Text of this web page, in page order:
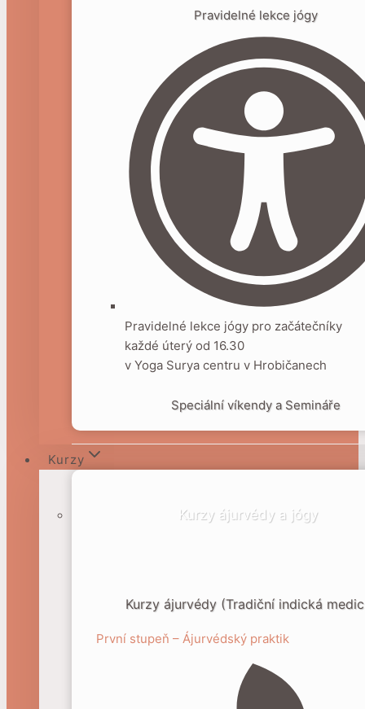
Pravidelné lekce jógy
Pravidelné lekce jógy pro začátečníky
každé úterý od 16.30
v Yoga Surya centru v Hrobičanech
Speciální víkendy a Semináře
Kurzy
Kurzy ájurvédy a jógy
Kurzy ájurvédy (Tradiční indická
První stupeň – Ájurvédský praktik